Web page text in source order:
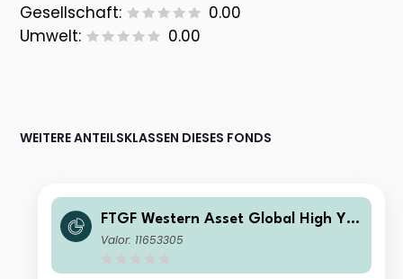
Gesellschaft:
0.00
Umwelt:
0.00
WEITERE ANTEILSKLASSEN DIESES FONDS
FTGF Western Asset Global High Yiel
d Fund Class P1 EUR Distributing (M)
Valor: 11653305